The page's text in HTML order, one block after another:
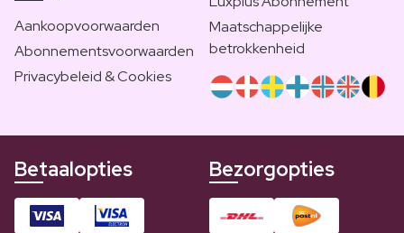
Aankoopvoorwaarden
Abonnementsvoorwaarden
Privacybeleid & Cookies
Maatschappelijke
betrokkenheid
Betaalopties Bezorgopties